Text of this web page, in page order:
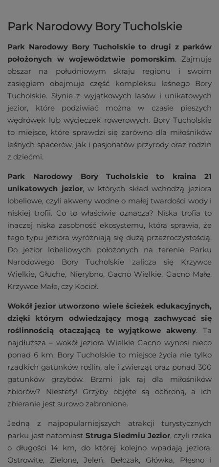
Park Narodowy Bory Tucholskie
Park Narodowy Bory Tucholskie to drugi z parków
położonych w województwie pomorskim. Zajmuje
obszar na południowym skraju regionu i swoim
zasięgiem obejmuje część kompleksu leśnego Bory
Tucholskie. Słynie z wyjątkowych lasów i unikatowych
jezior, które podziwiać można w czasie pieszych
wędrówek lub wycieczek rowerowych. Bory Tucholskie
to miejsce, które sprawdzi się zarówno dla miłośników
leśnych spacerów, jak i pasjonatów przyrody oraz rodzin
z dziećmi.
Park Narodowy Bory Tucholskie to kraina 21
unikatowych jezior, w których skład wchodzą jeziora
lobeliowe, czyli akweny wodne o małej twardości wody i
niskiej trofii. Co to właściwie oznacza? Niska trofia to
inaczej niska zasobność ekosystemu, która sprawia, że
tego typu jeziora wyróżniają się dużą przezroczystością.
Do jezior lobeliowych położonych na terenie Parku
Narodowego Bory Tucholskie zalicza się Krzywce
Wielkie, Głuche, Nierybno, Gacno Wielkie, Gacno Małe,
Krzywce Małe, czy Kocioł.
Wokół jezior utworzono wiele ścieżek edukacyjnych,
dzięki którym odwiedzający mogą zachwycać się
roślinnością otaczającą te wyjątkowe akweny. Ta
najdłuższa – wokół jeziora Wielkie Gacno wynosi nieco
ponad 6 km. Bory Tucholskie to miejsce życia nie tylko
rzadkich gatunków roślin, ale i zwierząt oraz ponad 300
gatunków grzybów. Brzmi jak raj dla miłośników
zbiorów? Niestety! Grzyby objęte są ochroną, a ich
zbieranie jest surowo zabronione.
Jedną z najpopularniejszych atrakcji turystycznych
parku jest natomiast Struga Siedmiu Jezior, czyli rzeka
o długości 14 km, do której kolejno wpadają jeziora:
Ostrowite, Zielone, Jeleń, Bełczak, Główka, Płęsno i